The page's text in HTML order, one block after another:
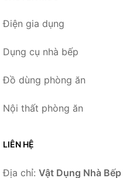
Điện gia dụng
Dụng cụ nhà bếp
Đồ dùng phòng ăn
Nội thất phòng ăn
LIÊN HỆ
Địa chỉ: Vật Dụng Nhà Bếp